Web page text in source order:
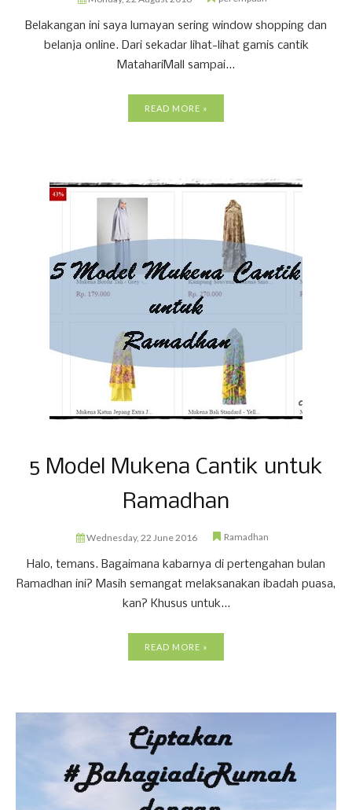
Belakangan ini saya lumayan sering window shopping dan
belanja online. Dari sekadar lihat-lihat gamis cantik
MatahariMall sampai...
READ MORE »
5 Model Mukena Cantik untuk
Ramadhan
Wednesday, 22 June 2016 Ramadhan
Halo, temans. Bagaimana kabarnya di pertengahan bulan
Ramadhan ini? Masih semangat melaksanakan ibadah puasa,
kan? Khusus untuk...
READ MORE »